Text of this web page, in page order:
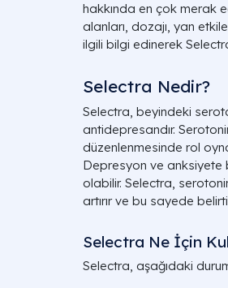
hakkında en çok merak
alanları, dozajı, yan
ilgili bilgi edinerek
Selectra Nedir?
Selectra, beyindeki
antidepresandır.
düzenlenmesinde rol
Depresyon ve anksiyete
olabilir. Selectra,
artırır ve bu sayede
Selectra Ne İçin
Selectra, aşağıdaki